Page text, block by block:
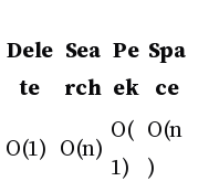
Dele
te
Sea
rch
Pe
ek
Spa
ce
O(1) O(n)
O(
1)
O(n
)